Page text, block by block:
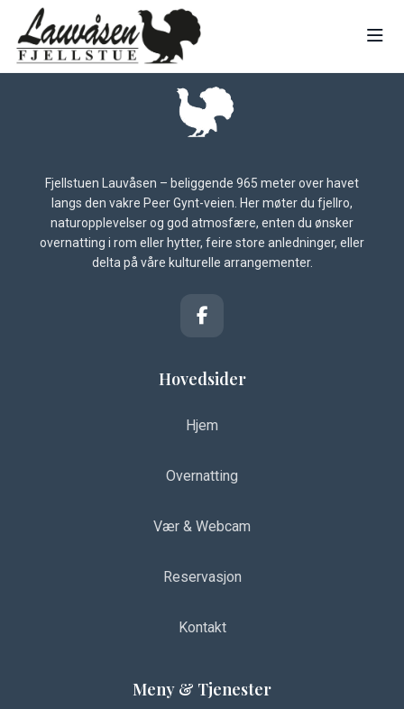
Fjellstuen Lauvåsen – beliggende 965 meter over havet
langs den vakre Peer Gynt-veien. Her møter du fjellro,
naturopplevelser og god atmosfære, enten du ønsker
overnatting i rom eller hytter, feire store anledninger, eller
delta på våre kulturelle arrangementer.
Hovedsider
Hjem
Overnatting
Vær & Webcam
Reservasjon
Kontakt
Meny & Tjenester